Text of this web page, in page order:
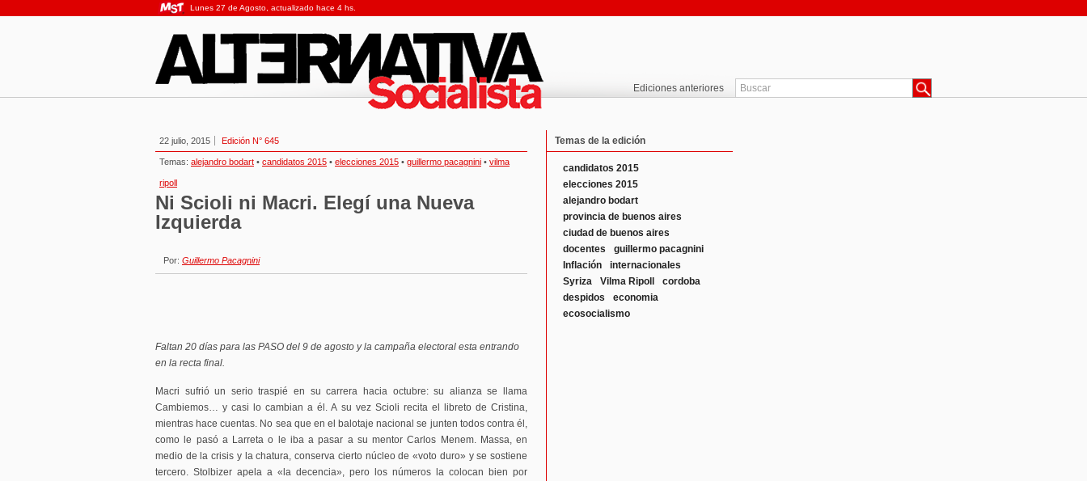
Lunes 27 de Agosto, actualizado hace 4 hs.
Ediciones anteriores
22 julio, 2015 Edición N° 645
Temas: alejandro bodart • candidatos 2015 • elecciones 2015 • guillermo pacagnini • vilma
ripoll
Ni Scioli ni Macri. Elegí una Nueva
Izquierda
Por: Guillermo Pacagnini
Faltan 20 días para las PASO del 9 de agosto y la campaña electoral esta entrando
en la recta final.
Macri sufrió un serio traspié en su carrera hacia octubre: su alianza se llama
Cambiemos… y casi lo cambian a él. A su vez Scioli recita el libreto de Cristina,
mientras hace cuentas. No sea que en el balotaje nacional se junten todos contra él,
como le pasó a Larreta o le iba a pasar a su mentor Carlos Menem. Massa, en
medio de la crisis y la chatura, conserva cierto núcleo de «voto duro» y se sostiene
tercero. Stolbizer apela a «la decencia», pero los números la colocan bien por
Temas de la edición
candidatos 2015
elecciones 2015
alejandro bodart
provincia de buenos aires
ciudad de buenos aires
docentes
guillermo pacagnini
Inflación
internacionales
Syriza
Vilma Ripoll
cordoba
despidos
economia
ecosocialismo